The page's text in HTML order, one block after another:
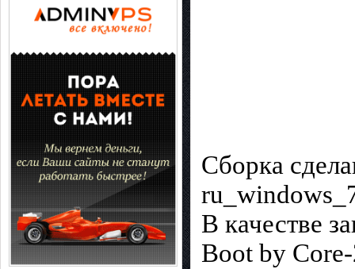
Сборка
В качестве
Boot by